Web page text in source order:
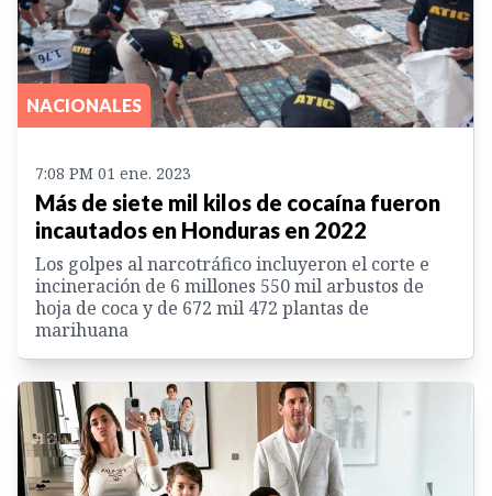
NACIONALES
7:08 PM 01 ene. 2023
Más de siete mil kilos de cocaína fueron
incautados en Honduras en 2022
Los golpes al narcotráfico incluyeron el corte e
incineración de 6 millones 550 mil arbustos de
hoja de coca y de 672 mil 472 plantas de
marihuana